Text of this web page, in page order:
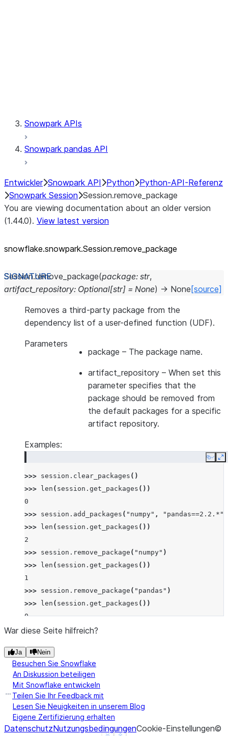
Snowpark APIs
Snowpark pandas API
Entwickler Snowpark API Python Python-API-Referenz
Snowpark Session Session.remove_package
You are viewing documentation about an older version
(1.44.0). View latest version
snowflake.snowpark.Session.remove_ package
Session.remove_package(package: str,
artifact_repository: Optional[str] = None) → None [source]
Removes a third-party package from the
dependency list of a user-defined function (UDF).
Parameters
package – The package name.
artifact_repository – When set this
parameter specifies that the
package should be removed from
the default packages for a specific
artifact repository.
Examples:
Copy
>>> session . clear_packages ()
>>>
len ( session . get_packages ())
0
>>> session . add_packages ( "numpy" , "pandas==2.2.*"
>>>
len ( session . get_packages ())
2
>>> session . remove_package ( "numpy" )
>>>
len ( session . get_packages ())
1
>>> session . remove_package ( "pandas" )
>>>
len ( session . get_packages ())
0
War diese Seite hilfreich?
Ja Nein
Besuchen Sie Snowflake
An Diskussion beteiligen
Mit Snowflake entwickeln
Teilen Sie Ihr Feedback mit
Lesen Sie Neuigkeiten in unserem Blog
Eigene Zertifizierung erhalten
DatenschutzNutzungsbedingungenCookie-Einstellungen©